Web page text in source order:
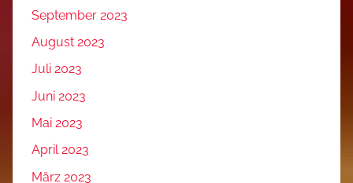
September 2023
August 2023
Juli 2023
Juni 2023
Mai 2023
April 2023
März 2023